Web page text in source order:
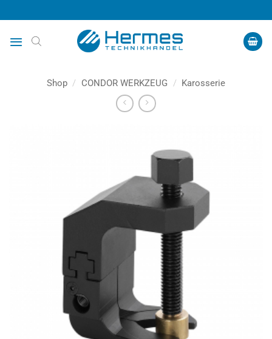
Inhalt
springen
Shop / CONDOR WERKZEUG / Karosserie